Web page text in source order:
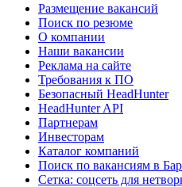
Размещение вакансий
Поиск по резюме
О компании
Наши вакансии
Реклама на сайте
Требования к ПО
Безопасный HeadHunter
HeadHunter API
Партнерам
Инвесторам
Каталог компаний
Поиск по вакансиям в
Сетка: соцсеть для